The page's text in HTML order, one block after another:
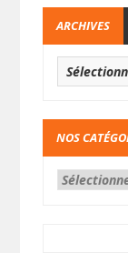
ARCHIVES
NOS